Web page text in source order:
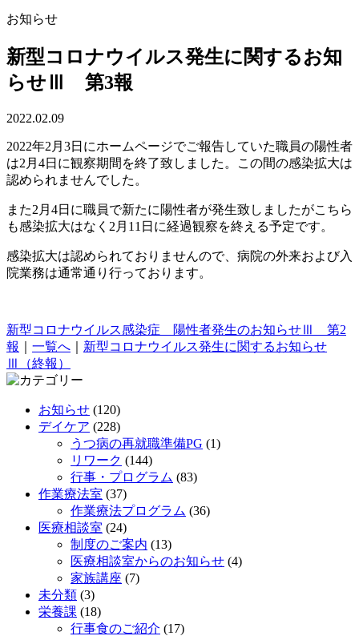
お知らせ
新型コロナウイルス発生に関するお知
らせⅢ 第3報
2022.02.09
2022年2月3日にホームページでご報告していた職員の陽性者
は2月4日に観察期間を終了致しました。この間の感染拡大は
認められませんでした。
また2月4日に職員で新たに陽性者が発生致しましたがこちら
も感染拡大はなく2月11日に経過観察を終える予定です。
感染拡大は認められておりませんので、病院の外来および入
院業務は通常通り行っております。
新型コロナウイルス感染症 陽性者発生のお知らせⅢ 第2
報
一覧へ
新型コロナウイルス発生に関するお知らせ
Ⅲ（終報）
お知らせ (120)
デイケア (228)
うつ病の再就職準備PG (1)
リワーク (144)
行事・プログラム (83)
作業療法室 (37)
作業療法プログラム (36)
医療相談室 (24)
制度のご案内 (13)
医療相談室からのお知らせ (4)
家族講座 (7)
未分類 (3)
栄養課 (18)
行事食のご紹介 (17)